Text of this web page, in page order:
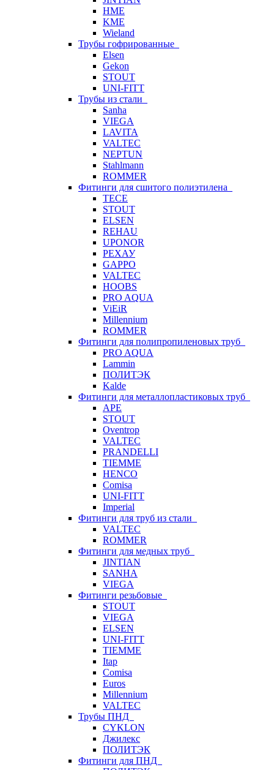
HME
KME
Wieland
Трубы гофрированные
Elsen
Gekon
STOUT
UNI-FITT
Трубы из стали
Sanha
VIEGA
LAVITA
VALTEC
NEPTUN
Stahlmann
ROMMER
Фитинги для сшитого полиэтилена
TECE
STOUT
ELSEN
REHAU
UPONOR
РЕХАУ
GAPPO
VALTEC
HOOBS
PRO AQUA
ViEiR
Millennium
ROMMER
Фитинги для полипропиленовых труб
PRO AQUA
Lammin
ПОЛИТЭК
Kalde
Фитинги для металлопластиковых труб
APE
STOUT
Oventrop
VALTEC
PRANDELLI
TIEMME
HENCO
Comisa
UNI-FITT
Imperial
Фитинги для труб из стали
VALTEC
ROMMER
Фитинги для медных труб
JINTIAN
SANHA
VIEGA
Фитинги резьбовые
STOUT
VIEGA
ELSEN
UNI-FITT
TIEMME
Itap
Comisa
Euros
Millennium
VALTEC
Трубы ПНД
CYKLON
Джилекс
ПОЛИТЭК
Фитинги для ПНД